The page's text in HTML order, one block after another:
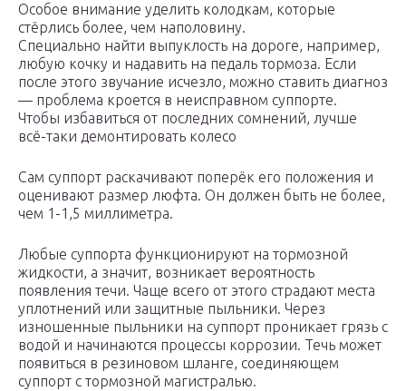
Особое внимание уделить колодкам, которые
стёрлись более, чем наполовину.
Специально найти выпуклость на дороге, например,
любую кочку и надавить на педаль тормоза. Если
после этого звучание исчезло, можно ставить диагноз
— проблема кроется в неисправном суппорте.
Чтобы избавиться от последних сомнений, лучше
всё-таки демонтировать колесо
Сам суппорт раскачивают поперёк его положения и
оценивают размер люфта. Он должен быть не более,
чем 1-1,5 миллиметра.
Любые суппорта функционируют на тормозной
жидкости, а значит, возникает вероятность
появления течи. Чаще всего от этого страдают места
уплотнений или защитные пыльники. Через
изношенные пыльники на суппорт проникает грязь с
водой и начинаются процессы коррозии. Течь может
появиться в резиновом шланге, соединяющем
суппорт с тормозной магистралью.